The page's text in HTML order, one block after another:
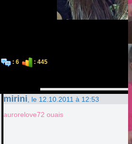
: 6
: 445
mirini , le 12.10.2011 à 12:53
aurorelove72 ouais